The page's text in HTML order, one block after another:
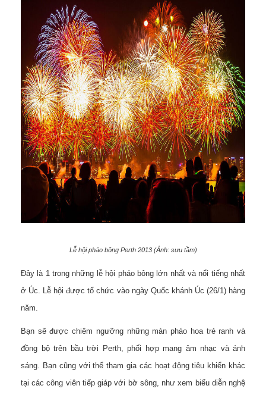
Lễ hội pháo bông Perth 2013 (Ảnh: sưu tầm)
Đây là 1 trong những lễ hội pháo bông lớn nhất và nổi tiếng nhất
ở Úc. Lễ hội được tổ chức vào ngày Quốc khánh Úc (26/1) hàng
năm.
Bạn sẽ được chiêm ngưỡng những màn pháo hoa trẻ ranh và
đồng bộ trên bầu trời Perth, phối hợp mang âm nhạc và ánh
sáng. Bạn cũng với thể tham gia các hoạt động tiêu khiển khác
tại các công viên tiếp giáp với bờ sông, như xem biểu diễn nghệ